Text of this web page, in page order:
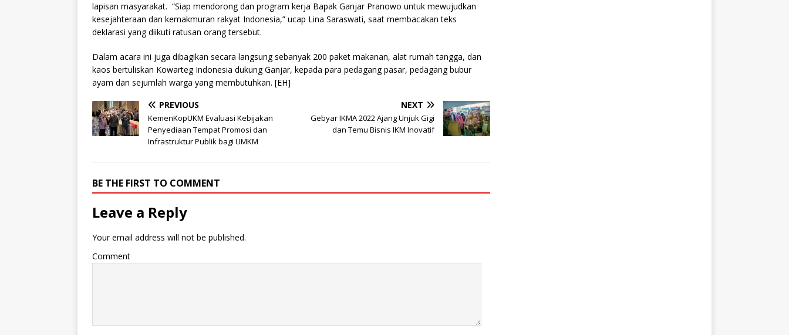
lapisan masyarakat. “Siap mendorong dan program kerja Bapak Ganjar Pranowo untuk mewujudkan
kesejahteraan dan kemakmuran rakyat Indonesia,” ucap Lina Saraswati, saat membacakan teks
deklarasi yang diikuti ratusan orang tersebut.
Dalam acara ini juga dibagikan secara langsung sebanyak 200 paket makanan, alat rumah tangga, dan
kaos bertuliskan Kowarteg Indonesia dukung Ganjar, kepada para pedagang pasar, pedagang bubur
ayam dan sejumlah warga yang membutuhkan. [EH]
PREVIOUS
KemenKopUKM Evaluasi Kebijakan
Penyediaan Tempat Promosi dan
Infrastruktur Publik bagi UMKM
NEXT
Gebyar IKMA 2022 Ajang Unjuk Gigi
dan Temu Bisnis IKM Inovatif
BE THE FIRST TO COMMENT
Leave a Reply
Your email address will not be published.
Comment